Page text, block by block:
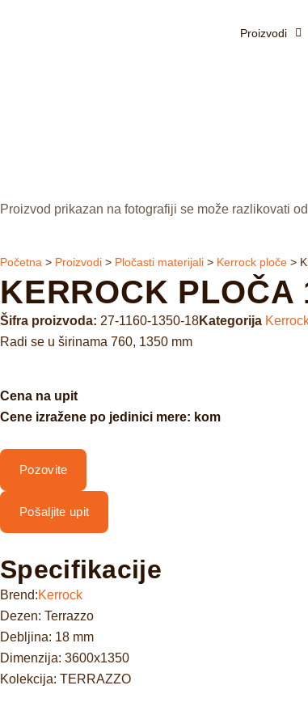
Proizvodi
Proizvod prikazan na fotografiji se može razlikovati
Početna > Proizvodi > Pločasti materijali > Kerrock ploče >
KERROCK PLOČA
Šifra proizvoda: 27-1160-1350-18Kategorija
Radi se u širinama 760, 1350 mm
Cena na upit
Cene izražene po jedinici mere: kom
Pozovite
Pošaljite upit
Specifikacije
Brend:Kerrock
Dezen: Terrazzo
Debljina: 18 mm
Dimenzija: 3600x1350
Kolekcija: TERRAZZO